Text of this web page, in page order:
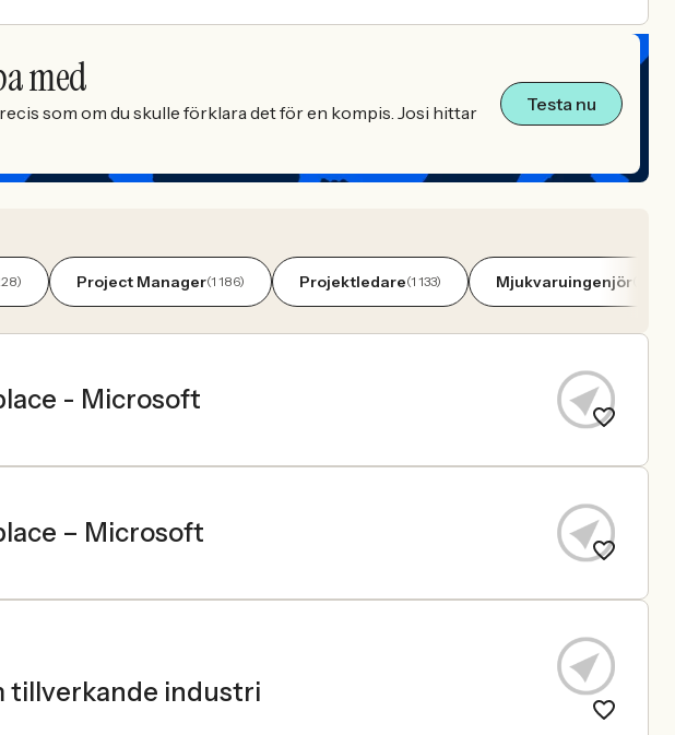
med
som om du skulle förklara det för en kompis. Josi hittar
Testa nu
Project Manager(1 186) Projektledare(1 133) Mjukvaruingenjör
- Microsoft
– Microsoft
tillverkande industri